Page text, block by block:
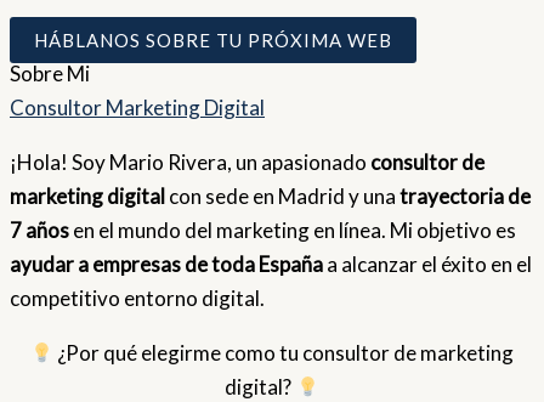
HÁBLANOS SOBRE TU PRÓXIMA WEB
SobreMi
Consultor Marketing Digital
¡Hola! Soy Mario Rivera, un apasionado consultor de
marketing digital con sede en Madrid y unatrayectoria de
7 añosen el mundo del marketing en línea. Mi objetivo es
ayudar a empresas de toda Españaa alcanzar el éxito en el
competitivo entorno digital.
¿Por qué elegirme como tu consultor de marketing
digital?